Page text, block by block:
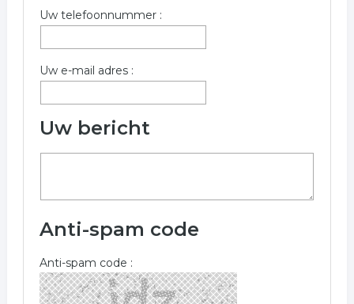
Uw telefoonnummer :
Uw e-mail adres :
Uw bericht
Anti-spam code
Anti-spam code :